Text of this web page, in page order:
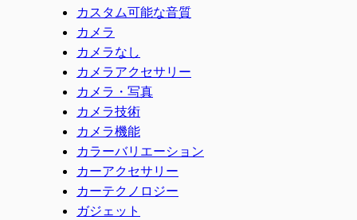
カスタム可能な音質
カメラ
カメラなし
カメラアクセサリー
カメラ・写真
カメラ技術
カメラ機能
カラーバリエーション
カーアクセサリー
カーテクノロジー
ガジェット